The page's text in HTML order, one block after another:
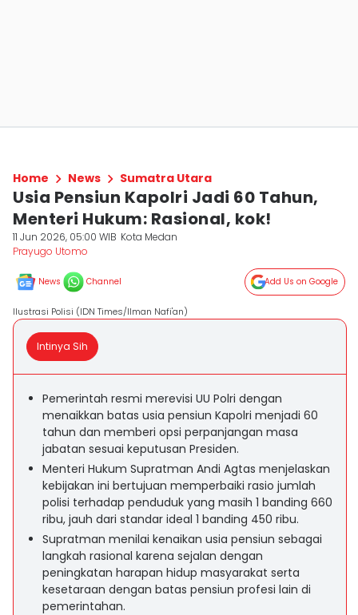
Home News Sumatra Utara
Usia Pensiun Kapolri Jadi 60 Tahun,
Menteri Hukum: Rasional, kok!
11 Jun 2026, 05:00 WIB Kota Medan
Prayugo Utomo
News Channel Add Us on Google
Ilustrasi Polisi (IDN Times/Ilman Nafi'an)
Intinya Sih
Pemerintah resmi merevisi UU Polri dengan
menaikkan batas usia pensiun Kapolri menjadi 60
tahun dan memberi opsi perpanjangan masa
jabatan sesuai keputusan Presiden.
Menteri Hukum Supratman Andi Agtas menjelaskan
kebijakan ini bertujuan memperbaiki rasio jumlah
polisi terhadap penduduk yang masih 1 banding 660
ribu, jauh dari standar ideal 1 banding 450 ribu.
Supratman menilai kenaikan usia pensiun sebagai
langkah rasional karena sejalan dengan
peningkatan harapan hidup masyarakat serta
kesetaraan dengan batas pensiun profesi lain di
pemerintahan.